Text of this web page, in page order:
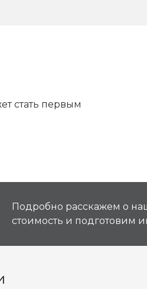
стать первым
Подробно расскажем о
стоимость и подготовим